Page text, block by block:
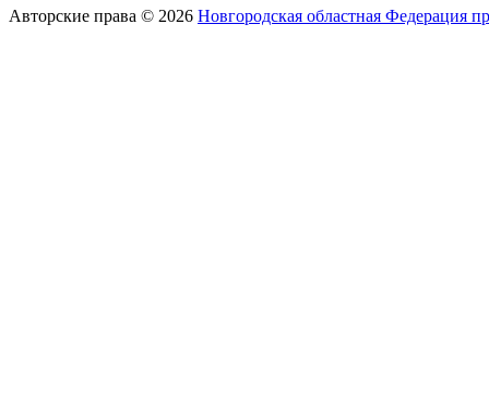
Авторские права © 2026 Новгородская областная Федерация